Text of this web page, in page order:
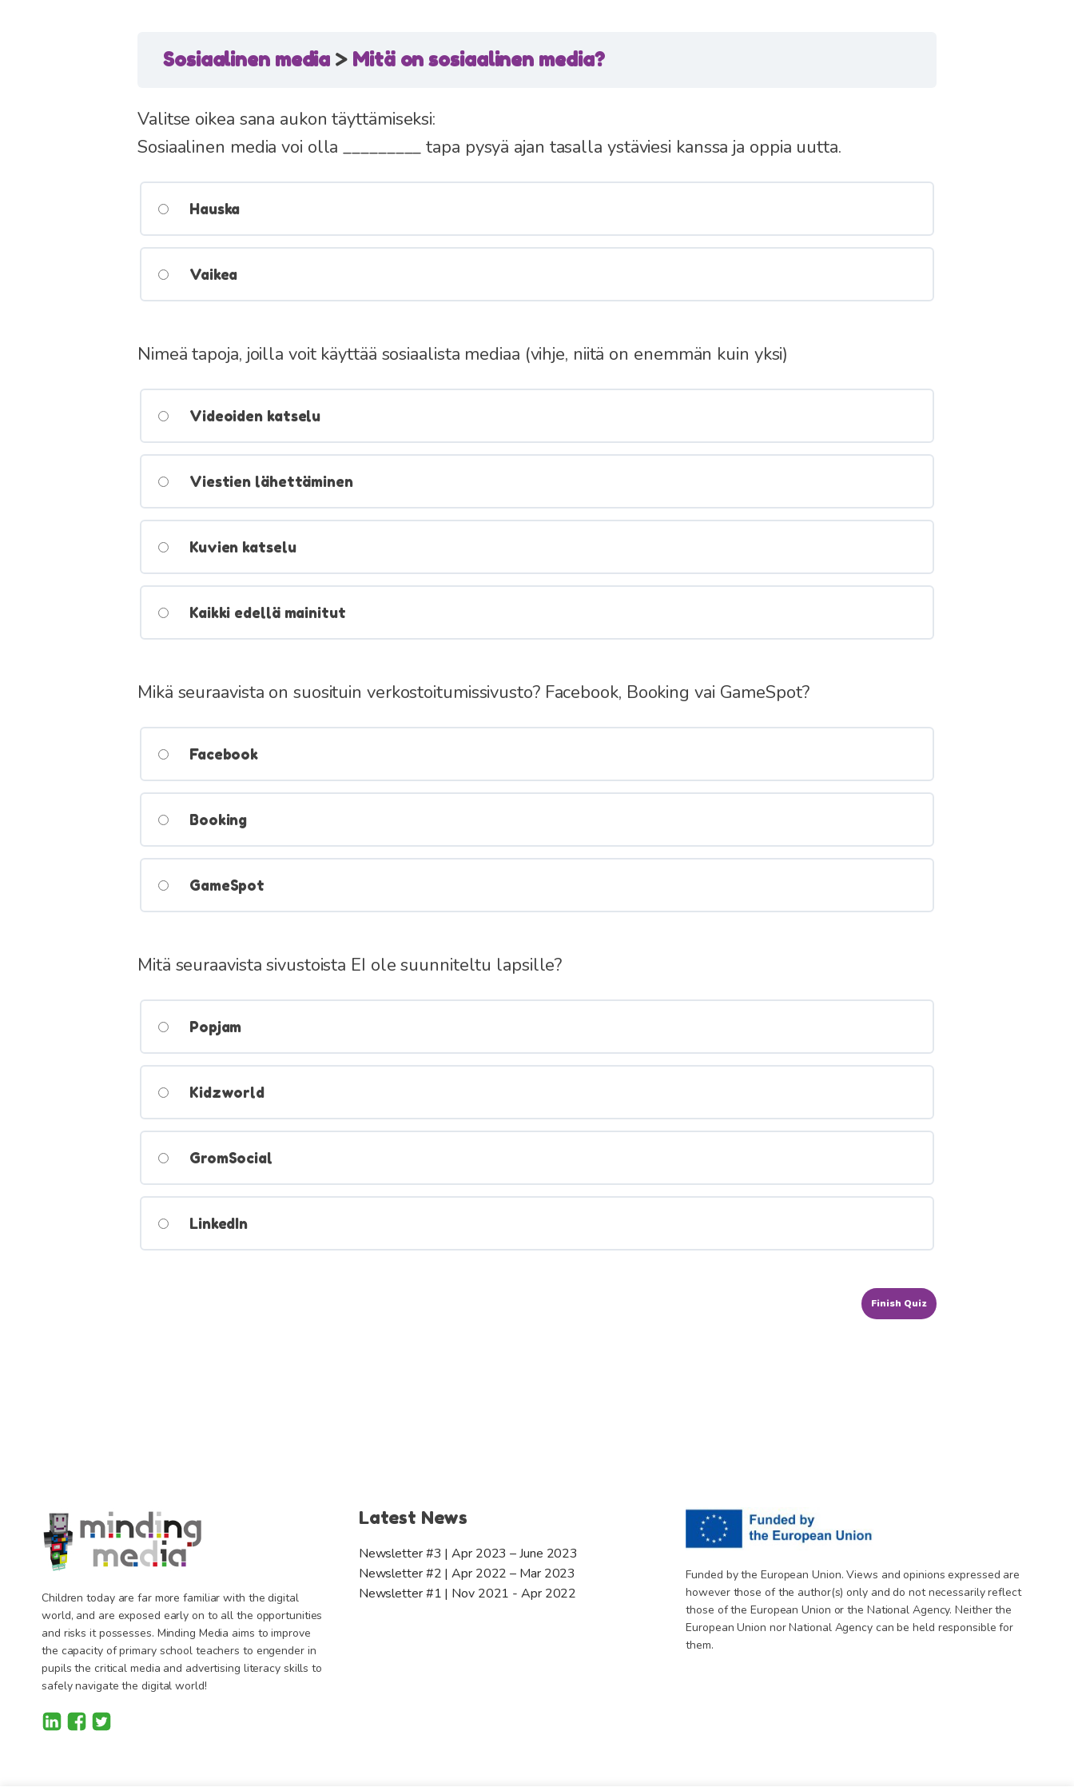
Sosiaalinen media Mitä on sosiaalinen media?
Valitse oikea sana aukon täyttämiseksi:
Sosiaalinen media voi olla _________ tapa pysyä ajan tasalla ystäviesi kanssa ja oppia uutta.
Hauska
Vaikea
Nimeä tapoja, joilla voit käyttää sosiaalista mediaa (vihje, niitä on enemmän kuin yksi)
Videoiden katselu
Viestien lähettäminen
Kuvien katselu
Kaikki edellä mainitut
Mikä seuraavista on suosituin verkostoitumissivusto? Facebook, Booking vai GameSpot?
Facebook
Booking
GameSpot
Mitä seuraavista sivustoista EI ole suunniteltu lapsille?
Popjam
Kidzworld
GromSocial
LinkedIn
Children today are far more familiar with the digital
world, and are exposed early on to all the opportunities
and risks it possesses. Minding Media aims to improve
the capacity of primary school teachers to engender in
pupils the critical media and advertising literacy skills to
safely navigate the digital world!
Latest News
Newsletter #3 | Apr 2023 – June 2023
Newsletter #2 | Apr 2022 – Mar 2023
Newsletter #1 | Nov 2021 - Apr 2022
Funded by the European Union. Views and opinions expressed are
however those of the author(s) only and do not necessarily reflect
those of the European Union or the National Agency. Neither the
European Union nor National Agency can be held responsible for
them.